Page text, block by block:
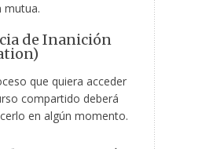
mutua.
de Inanición
que quiera acceder
compartido deberá
en algún momento.